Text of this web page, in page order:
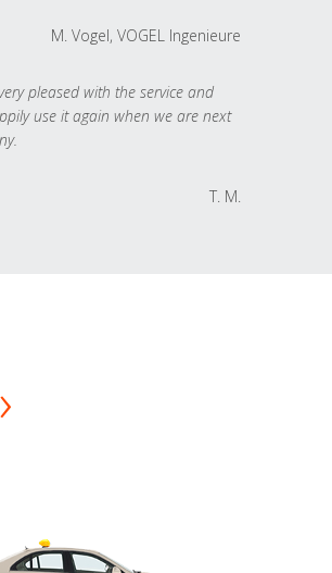
M. Vogel, VOGEL Ingenieure
pleased with the service and
use it again when we are next
T. M.